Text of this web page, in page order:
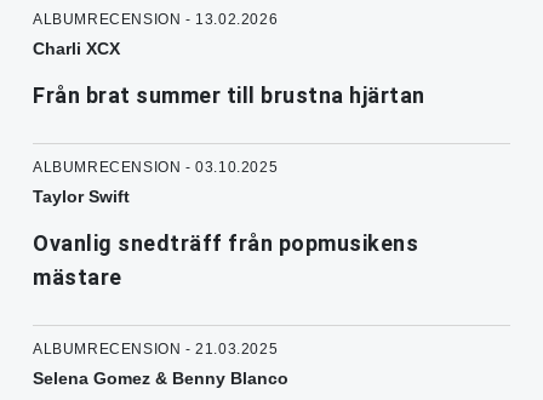
ALBUMRECENSION - 13.02.2026
Charli XCX
Från brat summer till brustna hjärtan
ALBUMRECENSION - 03.10.2025
Taylor Swift
Ovanlig snedträff från popmusikens
mästare
ALBUMRECENSION - 21.03.2025
Selena Gomez & Benny Blanco